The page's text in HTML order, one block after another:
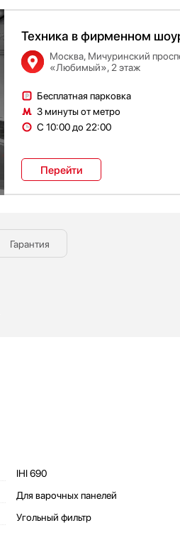
Техника в фирменном
Москва, Мичуринский
«Любимый», 2 этаж
Бесплатная парковка
3 минуты от метро
С 10:00 до 22:00
Перейти
Гарантия
IHI 690
Для варочных панелей
Угольный фильтр